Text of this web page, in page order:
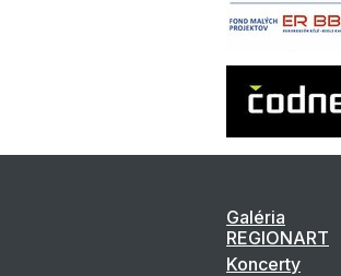
Galéria
REGIONART
Koncerty